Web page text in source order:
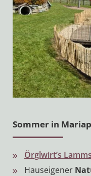
Sommer in
Örglwirt’s
Hauseigener